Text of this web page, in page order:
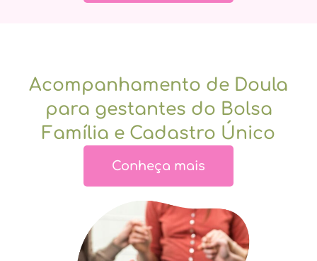
Acompanhamento de Doula
para gestantes do Bolsa
Família e Cadastro Único
Conheça mais